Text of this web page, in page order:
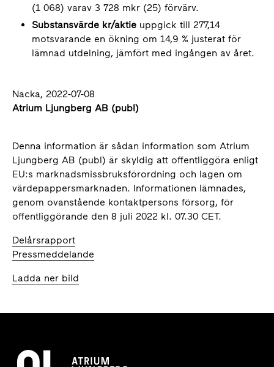
(1 068) varav 3 728 mkr (25) förvärv.
Substansvärde kr/aktie uppgick till 277,14
motsvarande en ökning om 14,9 % justerat för
lämnad utdelning, jämfört med ingången av året.
Nacka, 2022-07-08
Atrium Ljungberg AB (publ)
Denna information är sådan information som Atrium
Ljungberg AB (publ) är skyldig att offentliggöra enligt
EU:s marknadsmissbruksförordning och lagen om
värdepappersmarknaden. Informationen lämnades,
genom ovanstående kontaktpersons försorg, för
offentliggörande den 8 juli 2022 kl. 07.30 CET.
Delårsrapport
Pressmeddelande
Ladda ner bild